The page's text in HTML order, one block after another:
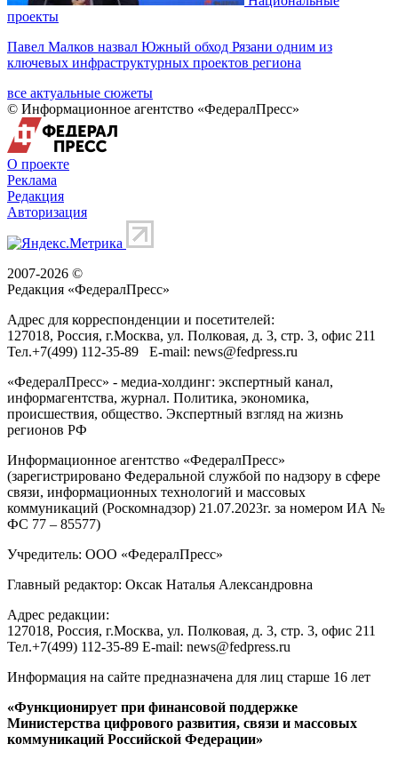
проекты
Павел Малков назвал Южный обход Рязани одним из
ключевых инфраструктурных проектов региона
все актуальные сюжеты
© Информационное агентство «ФедералПресс»
О проекте
Реклама
Редакция
Авторизация
2007-2026 ©
Редакция «ФедералПресс»
Адрес для корреспонденции и посетителей:
127018, Россия, г.Москва, ул. Полковая, д. 3, стр. 3, офис 211
Тел.+7(499) 112-35-89 E-mail: news@fedpress.ru
«ФедералПресс» - медиа-холдинг: экспертный канал,
информагентства, журнал. Политика, экономика,
происшествия, общество. Экспертный взгляд на жизнь
регионов РФ
Информационное агентство «ФедералПресс»
(зарегистрировано Федеральной службой по надзору в сфере
связи, информационных технологий и массовых
коммуникаций (Роскомнадзор) 21.07.2023г. за номером ИА №
ФС 77 – 85577)
Учредитель: ООО «ФедералПресс»
Главный редактор: Оксак Наталья Александровна
Адрес редакции:
127018, Россия, г.Москва, ул. Полковая, д. 3, стр. 3, офис 211
Тел.+7(499) 112-35-89 E-mail: news@fedpress.ru
Информация на сайте предназначена для лиц старше 16 лет
«Функционирует при финансовой поддержке
Министерства цифрового развития, связи и массовых
коммуникаций Российской Федерации»